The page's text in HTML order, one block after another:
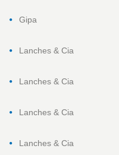
Gipa
Lanches & Cia
Lanches & Cia
Lanches & Cia
Lanches & Cia